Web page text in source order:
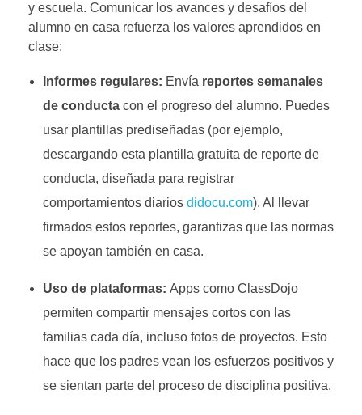
y escuela. Comunicar los avances y desafíos del
alumno en casa refuerza los valores aprendidos en
clase:
Informes regulares: Envía reportes semanales
de conductacon el progreso del alumno. Puedes
usar plantillas prediseñadas (por ejemplo,
descargando esta plantilla gratuita de reporte de
conducta, diseñada para registrar
comportamientos diarios didocu.com). Al llevar
firmados estos reportes, garantizas que las normas
se apoyan también en casa.
Uso de plataformas: Apps como ClassDojo
permiten compartir mensajes cortos con las
familias cada día, incluso fotos de proyectos. Esto
hace que los padres vean los esfuerzos positivos y
se sientan parte del proceso de disciplina positiva.